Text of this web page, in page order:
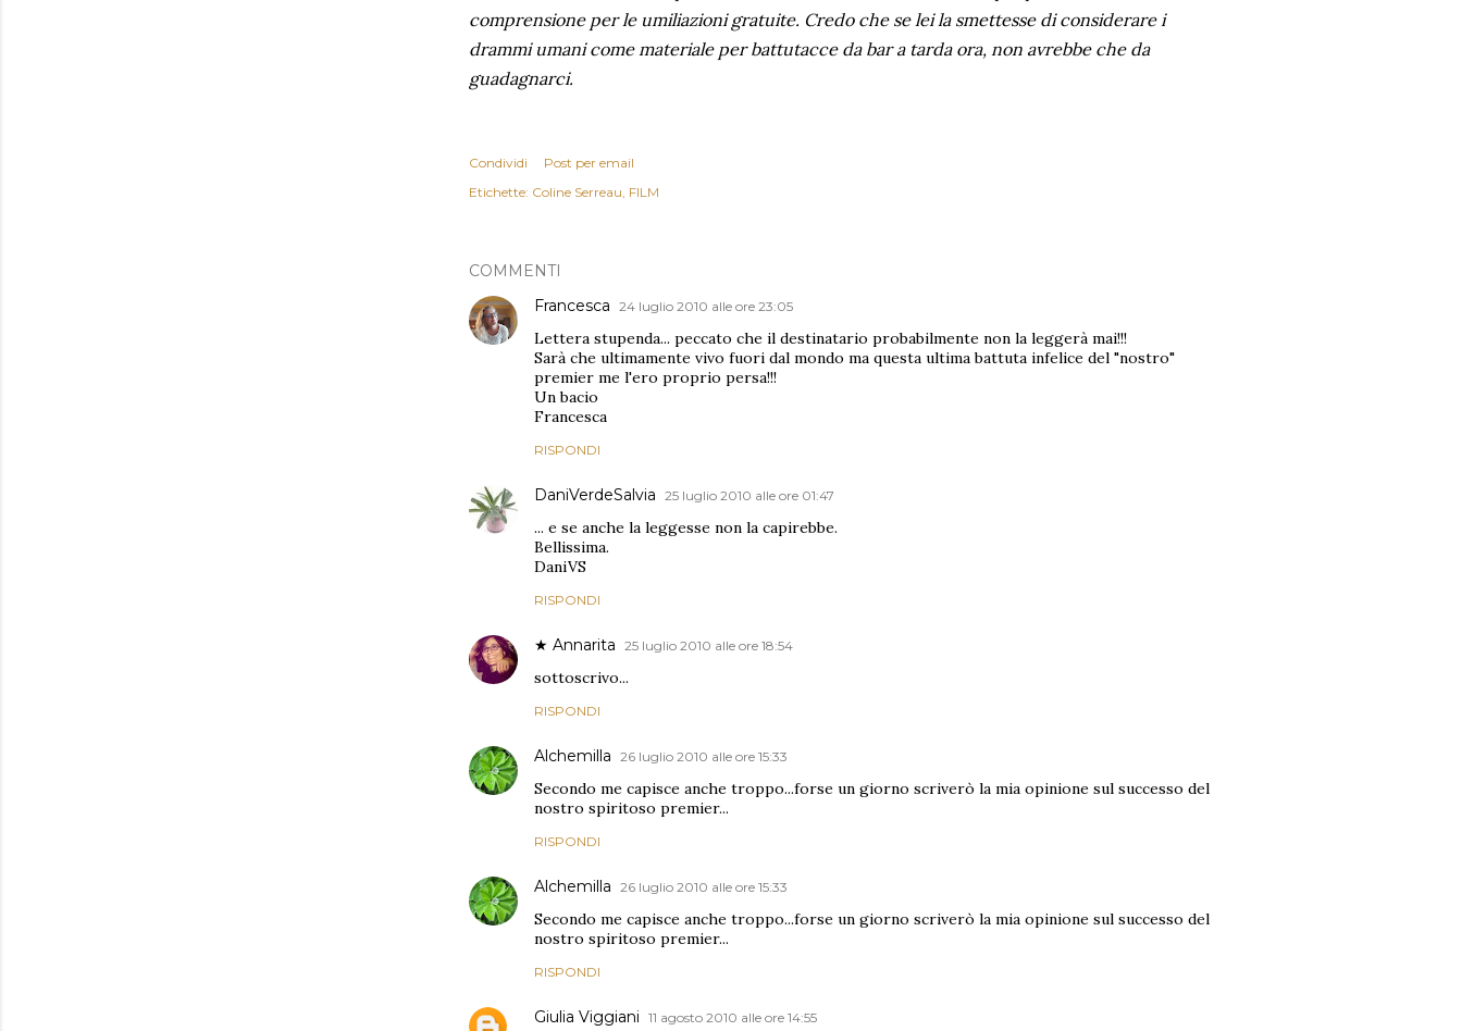
comprensione per le umiliazioni gratuite. Credo che se lei la smettesse di considerare i
drammi umani come materiale per battutacce da bar a tarda ora, non avrebbe che da
guadagnarci.
Condividi
Post per email
Etichette: Coline Serreau FILM
COMMENTI
Francesca 24 luglio 2010 alle ore 23:05
Lettera stupenda... peccato che il destinatario probabilmente non la leggerà mai!!!
Sarà che ultimamente vivo fuori dal mondo ma questa ultima battuta infelice del "nostro"
premier me l'ero proprio persa!!!
Un bacio
Francesca
RISPONDI
DaniVerdeSalvia 25 luglio 2010 alle ore 01:47
... e se anche la leggesse non la capirebbe.
Bellissima.
DaniVS
RISPONDI
★ Annarita 25 luglio 2010 alle ore 18:54
sottoscrivo...
RISPONDI
Alchemilla 26 luglio 2010 alle ore 15:33
Secondo me capisce anche troppo...forse un giorno scriverò la mia opinione sul successo del
nostro spiritoso premier...
RISPONDI
Alchemilla 26 luglio 2010 alle ore 15:33
Secondo me capisce anche troppo...forse un giorno scriverò la mia opinione sul successo del
nostro spiritoso premier...
RISPONDI
Giulia Viggiani 11 agosto 2010 alle ore 14:55